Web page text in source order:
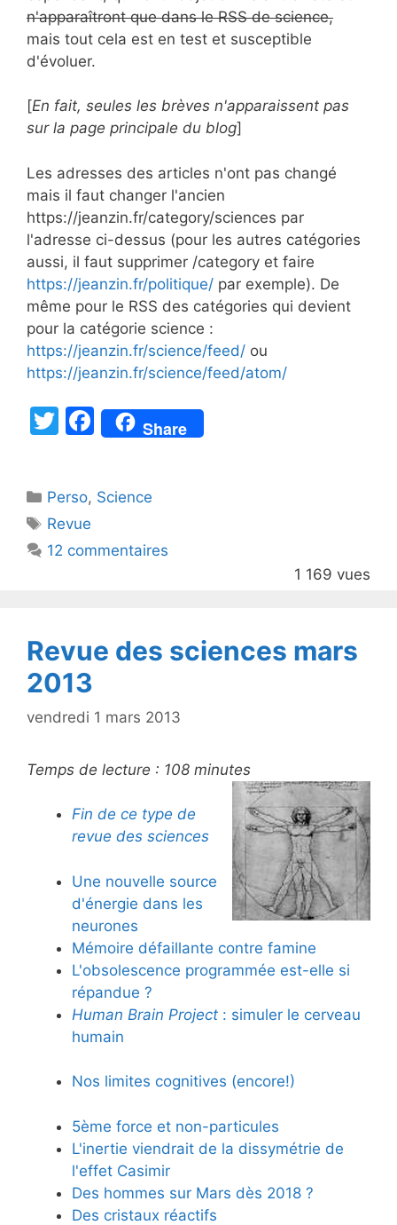
n'apparaîtront que dans le RSS de science,
mais tout cela est en test et susceptible
d'évoluer.
[En fait, seules les brèves n'apparaissent pas
sur la page principale du blog]
Les adresses des articles n'ont pas changé
mais il faut changer l'ancien
https://jeanzin.fr/category/sciences par
l'adresse ci-dessus (pour les autres catégories
aussi, il faut supprimer /category et faire
https://jeanzin.fr/politique/ par exemple). De
même pour le RSS des catégories qui devient
pour la catégorie science :
https://jeanzin.fr/science/feed/ ou
https://jeanzin.fr/science/feed/atom/
T
er
F
a
e
o
Share
Catégories
Perso, Science
Étiquettes
Revue
12 commentaires
1 169 vues
Revue des sciences mars
2013
vendredi 1 mars 2013
Temps de lecture : 108 minutes
Fin de ce type de
revue des sciences
Une nouvelle source
d'énergie dans les
neurones
Mémoire défaillante contre famine
L'obsolescence programmée est-elle si
répandue ?
Human Brain Project : simuler le cerveau
humain
Nos limites cognitives (encore!)
5ème force et non-particules
L'inertie viendrait de la dissymétrie de
l'effet Casimir
Des hommes sur Mars dès 2018 ?
Des cristaux réactifs